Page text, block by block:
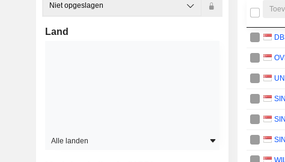
Niet opgeslagen
Land
Alle landen